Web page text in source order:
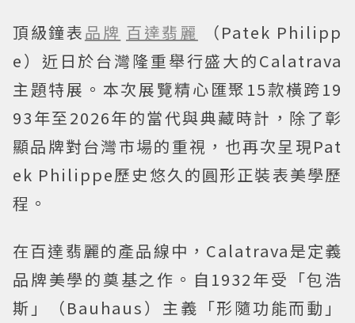
頂級鐘表品牌 百達翡麗
（Patek Philipp
e）近日於台灣隆重舉行盛大的Calatrava
主題特展。本次展覽精心匯聚15款橫跨19
93年至2026年的當代與典藏時計，除了彰
顯品牌對台灣市場的重視，也再次呈現Pat
ek Philippe歷史悠久的圓形正裝表美學歷
程。
在百達翡麗的產品線中，Calatrava是定義
品牌美學的奠基之作。自1932年受「包浩
斯」（Bauhaus）主義「形隨功能而動」